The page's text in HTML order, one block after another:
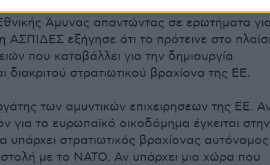
Άμυνας απαντώντας σε ερωτήματα για
ΑΣΠΙΔΕΣ εξήγησε ότι το πρότεινε στο
που καταβάλλει για την δημιουργία
διακριτού στρατιωτικού βραχίονα της ΕΕ.
των αμυντικών επιχειρησεων της ΕΕ.
για το ευρωπαϊκό οικοδόμημα έγκειται στην
υπάρχει στρατιωτικός βραχίονας αυτόνομος
με το ΝΑΤΟ. Αν υπάρχει μια χώρα που